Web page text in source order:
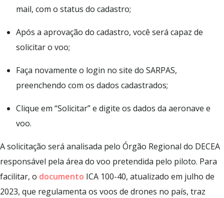
mail, com o status do cadastro;
Após a aprovação do cadastro, você será capaz de
solicitar o voo;
Faça novamente o login no site do SARPAS,
preenchendo com os dados cadastrados;
Clique em “Solicitar” e digite os dados da aeronave e
voo.
A solicitação será analisada pelo Órgão Regional do DECEA
responsável pela área do voo pretendida pelo piloto. Para
facilitar, o documento ICA 100-40, atualizado em julho de
2023, que regulamenta os voos de drones no país, traz